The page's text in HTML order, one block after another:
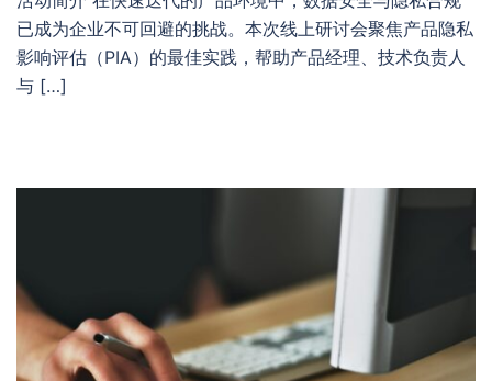
已成为企业不可回避的挑战。本次线上研讨会聚焦产品隐私
影响评估（PIA）的最佳实践，帮助产品经理、技术负责人
与 […]